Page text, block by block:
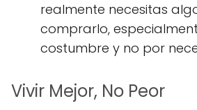
realmente necesitas
comprarlo,
costumbre y no por
Vivir Mejor, No Peor